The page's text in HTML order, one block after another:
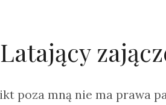
Latający
poza mną nie ma prawa